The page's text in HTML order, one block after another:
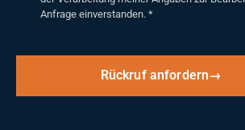
Anfrage einverstanden. *
Rückruf anfordern